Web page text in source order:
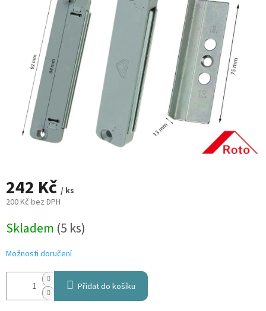
242 Kč / ks
200 Kč bez DPH
cena:
Skladem (5 ks)
Možnosti doručení
Přidat do košíku